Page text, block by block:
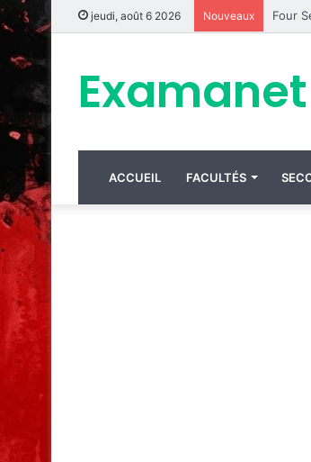
jeudi, août 6 2026 Nouveaux
Examanet
ACCUEIL FACULTÉS